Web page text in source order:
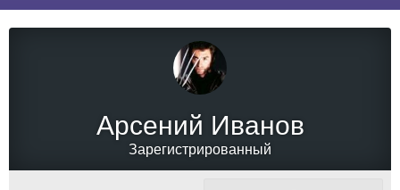
Арсений Иванов
Зарегистрированный